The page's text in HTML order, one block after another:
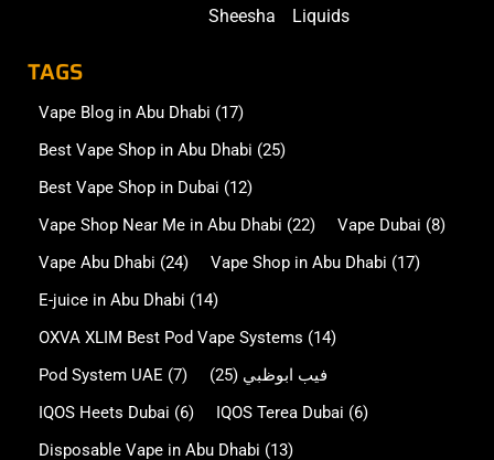
Sheesha Liquids
TAGS
Vape Blog in Abu Dhabi (17)
Best Vape Shop in Abu Dhabi (25)
Best Vape Shop in Dubai (12)
Vape Shop Near Me in Abu Dhabi (22) Vape Dubai (8)
Vape Abu Dhabi (24) Vape Shop in Abu Dhabi (17)
E-juice in Abu Dhabi (14)
OXVA XLIM Best Pod Vape Systems (14)
Pod System UAE (7) فيب ابوظبي (25)
IQOS Heets Dubai (6) IQOS Terea Dubai (6)
Disposable Vape in Abu Dhabi (13)